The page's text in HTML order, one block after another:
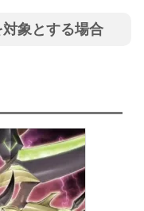
象とする場合